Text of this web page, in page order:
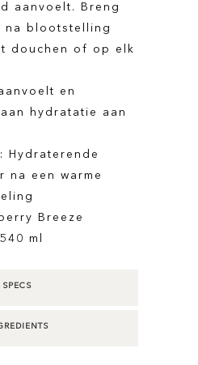
aanvoelt. Breng
na blootstelling
douchen of op elk
en
hydratatie aan
Hydraterende
na een warme
Breeze
ml
SPECS